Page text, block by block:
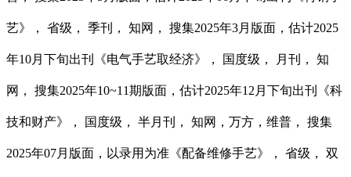
艺》， 省级， 季刊， 知网， 搜集2025年3月版面，估计2025
年10月下旬出刊《电气手艺取经济》， 国度级， 月刊， 知
网， 搜集2025年10~11期版面，估计2025年12月下旬出刊《科
技和财产》， 国度级， 半月刊， 知网，万方，维普， 搜集
2025年07月版面，以录用为准《配备维修手艺》， 省级， 双